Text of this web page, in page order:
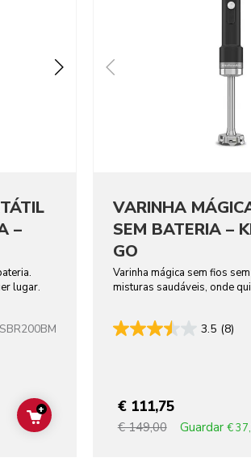
–
lugar.
ADD TO CART
+
VARINHA
SEM BATERIA –
GO
Varinha mágica sem fios
misturas saudáveis, onde
3.5 (8)
€ 111,75
€ 149,00 Guardar €